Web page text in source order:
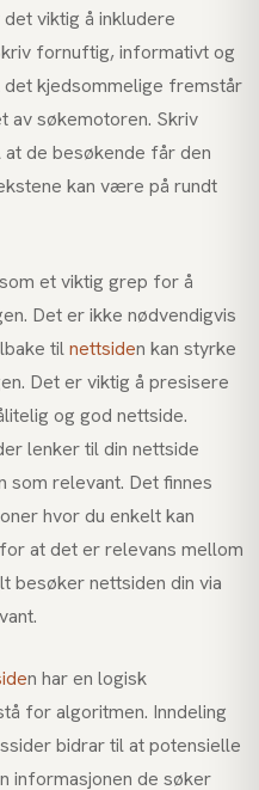
viktig å inkludere
fornuftig, informativt og
kjedsommelige fremstår
av søkemotoren. Skriv
de besøkende får den
kan være på rundt
et viktig grep for å
Det er ikke nødvendigvis
tilnettsiden kan styrke
Det er viktig å presisere
og god nettside.
lenker til din nettside
som relevant. Det finnes
hvor du enkelt kan
at det er relevans mellom
besøker nettsiden din via
n har en logisk
for algoritmen. Inndeling
bidrar til at potensielle
informasjonen de søker